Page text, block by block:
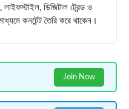
ডিজিটাল ট্রেন্ড ও
কনটেন্ট তৈরি করে থাকেন।
Join Now